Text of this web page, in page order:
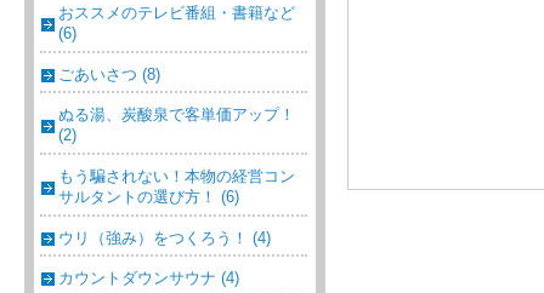
おススメのテレビ番組・書籍など
(6)
ごあいさつ (8)
ぬる湯、炭酸泉で客単価アップ！
(2)
もう騙されない！本物の経営コン
サルタントの選び方！ (6)
ウリ（強み）をつくろう！ (4)
カウントダウンサウナ (4)